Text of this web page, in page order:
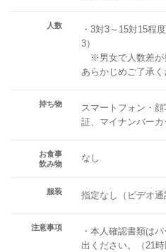
人数
・3対3～15対15程
3）
※男女で人数差が
あらかじめご了承く
持ち物
スマートフォン・
証、マイナンバーカ
お食事
飲み物
なし
服装 指定なし（ビデオ通
注意事項
・本人確認書類は
出ください。（21